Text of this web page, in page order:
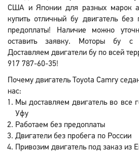
США и Японии для разных марок
купить отличный бу двигатель
предоплаты! Наличие можно
оставить заявку. Моторы бу с
Доставляем двигатели бу по всей
917 787-60-35!
Почему двигатель Toyota Camry
нас:
Мы доставляем двигатель во все
Уфу
Работаем без предоплаты
Двигатели без пробега по России
Привозим двигатель под заказ из